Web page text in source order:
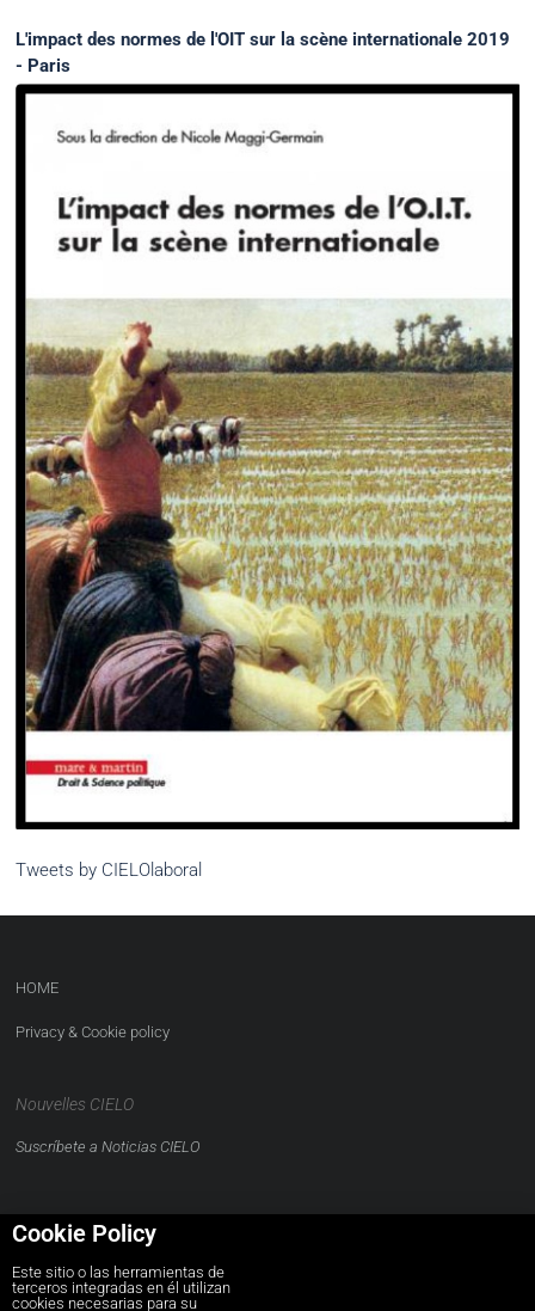
L'impact des normes de l'OIT sur la scène internationale 2019
- Paris
Tweets by CIELOlaboral
HOME
Privacy & Cookie policy
Nouvelles CIELO
Suscríbete a Noticias CIELO
CONTACTO
Cookie Policy
Este sitio o las herramientas de
terceros integradas en él utilizan
cookies necesarias para su